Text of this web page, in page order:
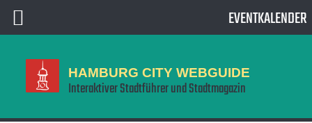
HAMBURG CITY WEBGUIDE
Interaktiver Stadtführer und Stadtmagazin
EVENTKALENDER